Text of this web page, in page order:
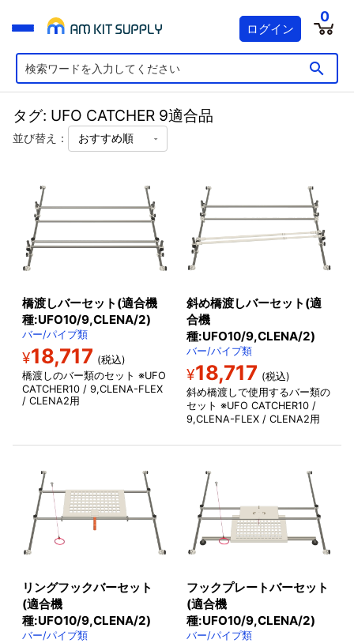
ログイン
0
タグ: UFO CATCHER 9適合品
並び替え：
橋渡しバーセット(適合機
種:UFO10/9,CLENA/2)
バー/パイプ類
¥18,717 (税込)
橋渡しのバー類のセット ※UFO
CATCHER10 / 9,CLENA-FLEX
/ CLENA2用
斜め橋渡しバーセット(適
合機
種:UFO10/9,CLENA/2)
バー/パイプ類
¥18,717 (税込)
斜め橋渡しで使用するバー類の
セット ※UFO CATCHER10 /
9,CLENA-FLEX / CLENA2用
リングフックバーセット
(適合機
種:UFO10/9,CLENA/2)
バー/パイプ類
フックプレートバーセット
(適合機
種:UFO10/9,CLENA/2)
バー/パイプ類